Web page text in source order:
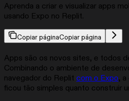
Aprenda a criar e visualizar apps
usando Expo no Replit.
Copiar páginaCopiar página
Apps são os novos sites, e todos
Combinando o ambiente de
navegador do Replit com o Expo,
ficou tão simples quanto construir